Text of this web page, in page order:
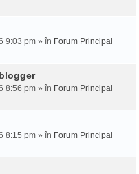
9:03 pm » în Forum Principal
8:56 pm » în Forum Principal
8:15 pm » în Forum Principal